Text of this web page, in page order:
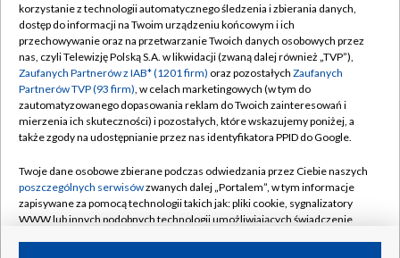
TVP
Abonament TVP
Emisja w TVP
Centrum informacji TVP
Naziemna Telewizja Cyfrowa
Rada Programowa
System NOS
Informacje o nadawcy
Regulamin TVP
Polityka prywatności
Moje zgody
Pomoc
Kontakt
Kanały
korzystanie z technologii automatycznego śledzenia i zbierania danych,
dostęp do informacji na Twoim urządzeniu końcowym i ich
przechowywanie oraz na przetwarzanie Twoich danych osobowych przez
nas, czyli Telewizję Polską S.A. w likwidacji (zwaną dalej również „TVP”),
Zaufanych Partnerów z IAB* (1201 firm) oraz pozostałych Zaufanych
Partnerów TVP (93 firm), w celach marketingowych (w tym do
zautomatyzowanego dopasowania reklam do Twoich zainteresowań i
mierzenia ich skuteczności) i pozostałych, które wskazujemy poniżej, a
także zgody na udostępnianie przez nas identyfikatora PPID do Google.
Twoje dane osobowe zbierane podczas odwiedzania przez Ciebie naszych
poszczególnych serwisówzwanych dalej „Portalem”, w tym informacje
zapisywane za pomocą technologii takich jak: pliki cookie, sygnalizatory
WWW lub innych podobnych technologii umożliwiających świadczenie